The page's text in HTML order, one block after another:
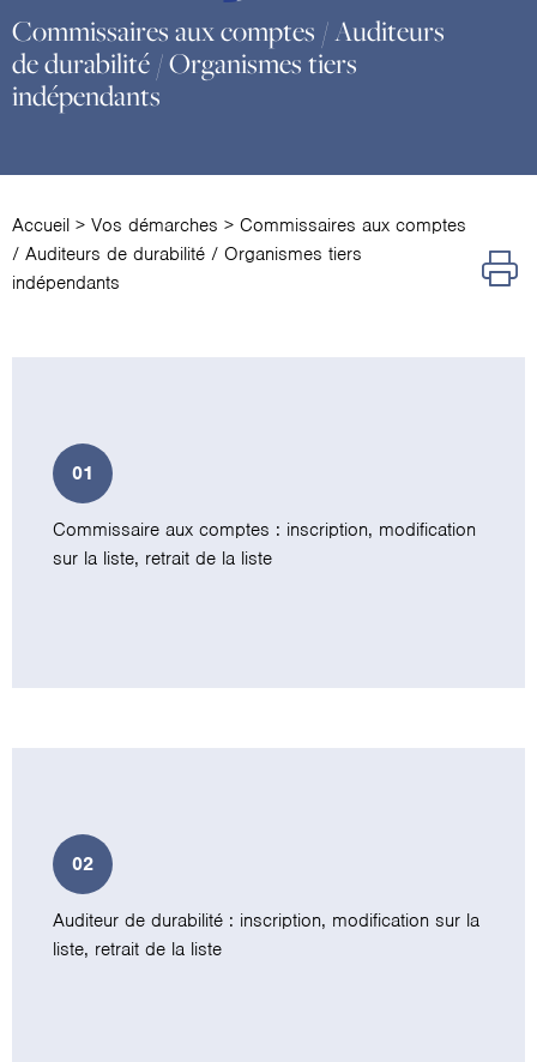
Commissaires aux comptes / Auditeurs
de durabilité / Organismes tiers
indépendants
Accueil > Vos démarches > Commissaires aux comptes
/ Auditeurs de durabilité / Organismes tiers
indépendants
01
Commissaire aux comptes : inscription, modification
sur la liste, retrait de la liste
02
Auditeur de durabilité : inscription, modification sur la
liste, retrait de la liste